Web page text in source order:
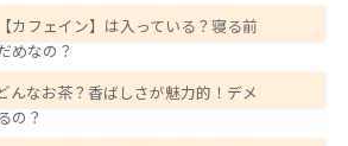
カフェイン】は入っている？寝る前
めなの？
んなお茶？香ばしさが魅力的！デメ
の？